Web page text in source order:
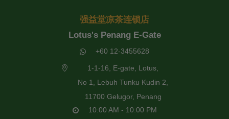
强益堂凉茶连锁店
Lotus's Penang E-Gate
+60 12-3455628
1-1-16, E-gate, Lotus,
No 1, Lebuh Tunku Kudin 2,
11700 Gelugor, Penang
10:00 AM - 10:00 PM